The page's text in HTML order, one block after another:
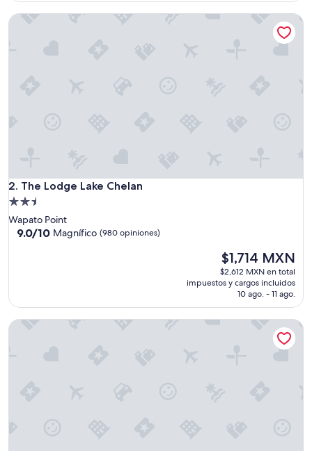
$4,309 MXN
2. The Lodge Lake Chelan
The Lodge Lake Chelan
Propiedad
de
2.5
Wapato Point
9.0
9.0/10 Magnífico (980 opiniones)
El
precio
actual
de
$1,714 MXN
$1,714 MXN
$2,612 MXN en total
impuestos y cargos incluidos
10 ago. - 11 ago.
The Lodge Lake Chelan
Mountain View Lodge and Resort